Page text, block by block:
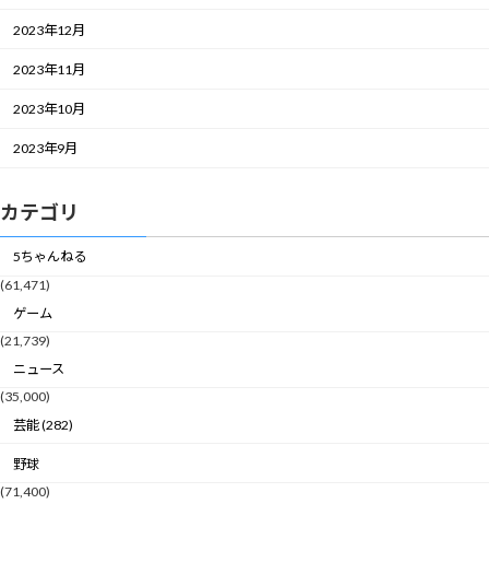
2023年12月
2023年11月
2023年10月
2023年9月
カテゴリ
5ちゃんねる
(61,471)
ゲーム
(21,739)
ニュース
(35,000)
芸能 (282)
野球
(71,400)